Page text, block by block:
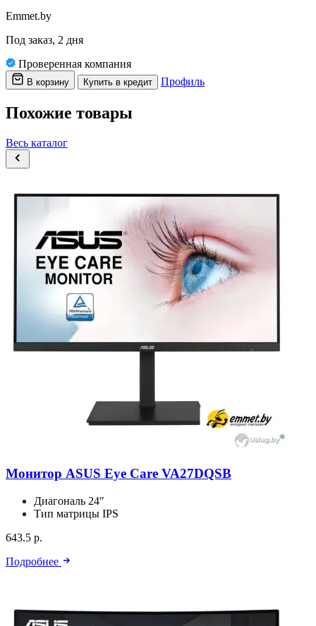
Emmet.by
Под заказ, 2 дня
Проверенная компания
В корзину Купить в кредит Профиль
Похожие товары
Весь каталог
Монитор ASUS Eye Care VA27DQSB
Диагональ 24″
Тип матрицы IPS
643.5 р.
Подробнее